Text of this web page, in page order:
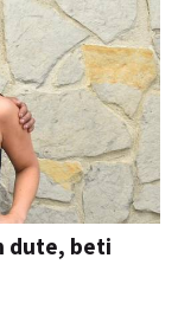
dute, beti